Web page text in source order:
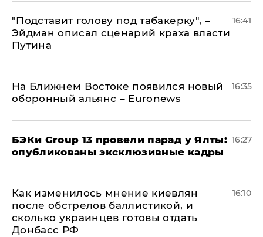
​"Подставит голову под табакерку", –
Эйдман описал сценарий краха власти
Путина
16:41
На Ближнем Востоке появился новый
оборонный альянс – Euronews
16:35
​БЭКи Group 13 провели парад у Ялты:
опубликованы эксклюзивные кадры
16:27
Как изменилось мнение киевлян
после обстрелов баллистикой, и
сколько украинцев готовы отдать
Донбасс РФ
16:10